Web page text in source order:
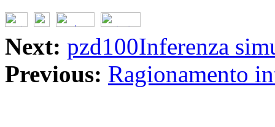
Next: pzd100Inferenza
Previous: Ragionamento